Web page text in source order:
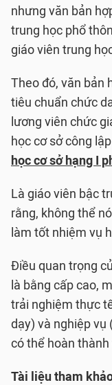
nhưng văn bản
trung học phổ
giáo viên trung
Theo đó, văn bản
tiêu chuẩn chức
lương viên chức
học cơ sở công lập
học cơ sở hạng I
Là giáo viên bậc
rằng, không thể
làm tốt nhiệm vụ
Điều quan trọng
là bằng cấp cao,
trải nghiệm thực
dạy) và nghiệp vụ
có thể hoàn
Tài liệu tham